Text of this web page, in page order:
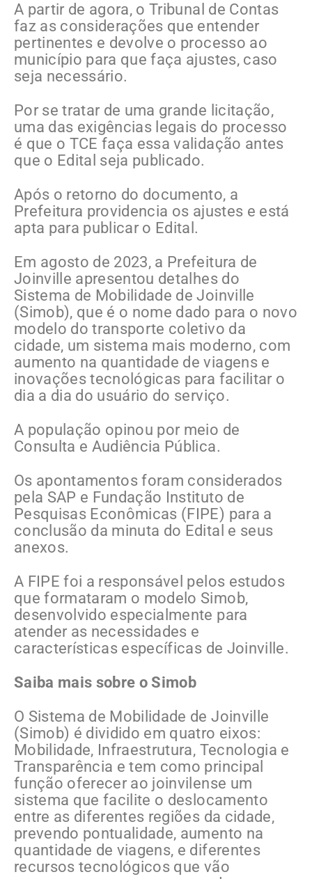
A partir de agora, o Tribunal de Contas
faz as considerações que entender
pertinentes e devolve o processo ao
município para que faça ajustes, caso
seja necessário.
Por se tratar de uma grande licitação,
uma das exigências legais do processo
é que o TCE faça essa validação antes
que o Edital seja publicado.
Após o retorno do documento, a
Prefeitura providencia os ajustes e está
apta para publicar o Edital.
Em agosto de 2023, a Prefeitura de
Joinville apresentou detalhes do
Sistema de Mobilidade de Joinville
(Simob), que é o nome dado para o novo
modelo do transporte coletivo da
cidade, um sistema mais moderno, com
aumento na quantidade de viagens e
inovações tecnológicas para facilitar o
dia a dia do usuário do serviço.
A população opinou por meio de
Consulta e Audiência Pública.
Os apontamentos foram considerados
pela SAP e Fundação Instituto de
Pesquisas Econômicas (FIPE) para a
conclusão da minuta do Edital e seus
anexos.
A FIPE foi a responsável pelos estudos
que formataram o modelo Simob,
desenvolvido especialmente para
atender as necessidades e
características específicas de Joinville.
Saiba mais sobre o Simob
O Sistema de Mobilidade de Joinville
(Simob) é dividido em quatro eixos:
Mobilidade, Infraestrutura, Tecnologia e
Transparência e tem como principal
função oferecer ao joinvilense um
sistema que facilite o deslocamento
entre as diferentes regiões da cidade,
prevendo pontualidade, aumento na
quantidade de viagens, e diferentes
recursos tecnológicos que vão